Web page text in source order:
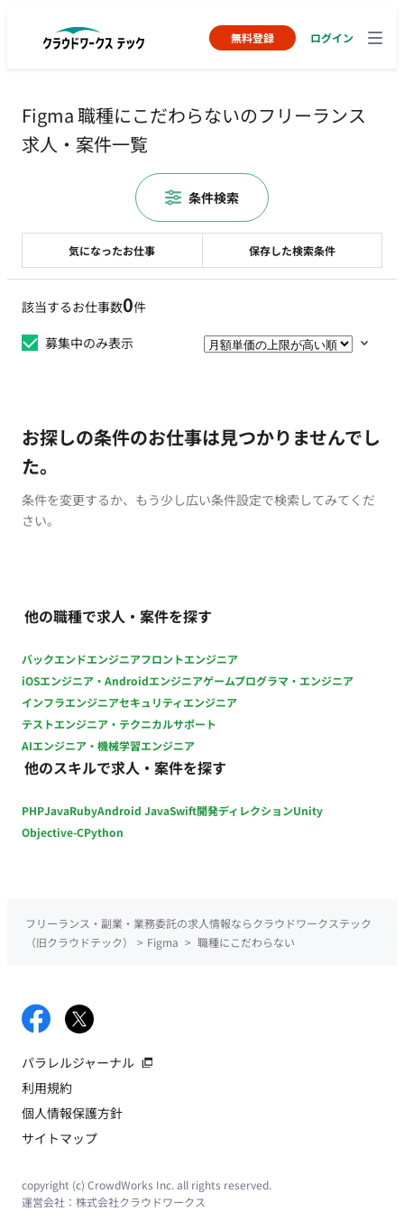
無料登録 ログイン
Figma 職種にこだわらないのフリーランス
求人・案件一覧
該当するお仕事数0件
募集中のみ表示
お探しの条件のお仕事は見つかりませんでし
た。
条件を変更するか、もう少し広い条件設定で検索してみてくだ
さい。
他の職種で求人・案件を探す
バックエンドエンジニアフロントエンジニア
iOSエンジニア・Androidエンジニアゲームプログラマ・エンジニア
インフラエンジニアセキュリティエンジニア
テストエンジニア・テクニカルサポート
AIエンジニア・機械学習エンジニア
他のスキルで求人・案件を探す
PHPJavaRubyAndroid JavaSwift開発ディレクションUnity
Objective-CPython
気になったお仕事 保存した検索条件
条件検索
フリーランス・副業・業務委託の求人情報ならクラウドワークステック
（旧クラウドテック）
> Figma > 職種にこだわらない
パラレルジャーナル
利用規約
個人情報保護方針
サイトマップ
copyright (c) CrowdWorks Inc. all rights reserved.
運営会社： 株式会社クラウドワークス